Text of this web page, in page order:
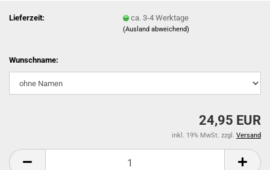
Lieferzeit: ca. 3-4 Werktage
(Ausland abweichend)
Wunschname:
24,95 EUR
inkl. 19% MwSt. zzgl. Versand